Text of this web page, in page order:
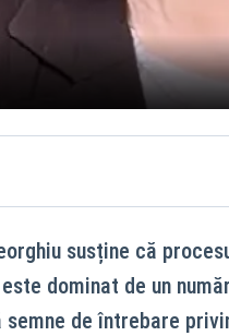
susține că
dominat de un
de întrebare